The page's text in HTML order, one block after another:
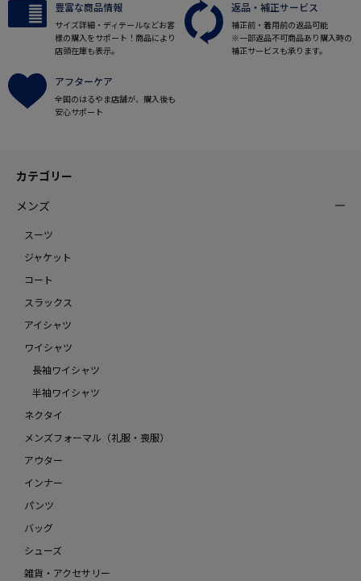
豊富な商品情報
サイズ詳細・ディテールなどお客
様の購入をサポート！商品により
店頭在庫も表示。
返品・補正サービス
補正前・着用前の返品可能
※一部返品不可商品あり購入時の
補正サービスも承ります。
アフターケア
全国のはるやま店舗が、購入後も
安心サポート
カテゴリー
メンズ
スーツ
ジャケット
コート
スラックス
アイシャツ
ワイシャツ
長袖ワイシャツ
半袖ワイシャツ
ネクタイ
メンズフォーマル（礼服・喪服）
アウター
インナー
パンツ
バッグ
シューズ
雑貨・アクセサリー